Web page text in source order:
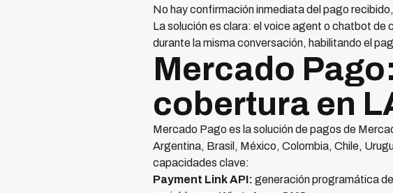
No hay confirmación inmediata del pago
La solución es clara: el voice agent o chatbot de
durante la misma conversación, habilitando el
Mercado
cobertura en
Mercado Pago es la solución de pagos de
Argentina, Brasil, México, Colombia, Chile,
capacidades clave:
Payment Link API: generación programática